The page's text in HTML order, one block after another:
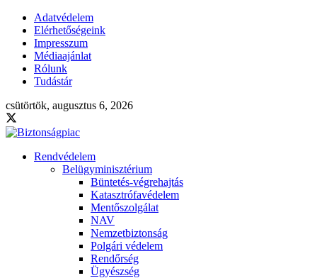
Adatvédelem
Elérhetőségeink
Impresszum
Médiaajánlat
Rólunk
Tudástár
csütörtök, augusztus 6, 2026
Rendvédelem
Belügyminisztérium
Büntetés-végrehajtás
Katasztrófavédelem
Mentőszolgálat
NAV
Nemzetbiztonság
Polgári védelem
Rendőrség
Ügyészség